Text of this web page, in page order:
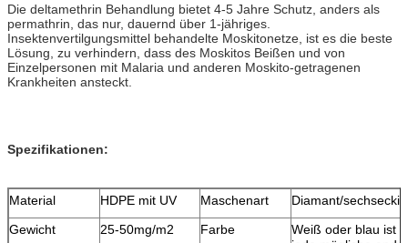
Die deltamethrin Behandlung bietet 4-5 Jahre Schutz, anders als
permathrin, das nur, dauernd über 1-jähriges.
Insektenvertilgungsmittel behandelte Moskitonetze, ist es die beste
Lösung, zu verhindern, dass des Moskitos Beißen und von
Einzelpersonen mit Malaria und anderen Moskito-getragenen
Krankheiten ansteckt.
Spezifikationen:
Material HDPE mit UV Maschenart
Diamant/
Gewicht
25-50mg/m2 Farbe
Weiß oder blau ist